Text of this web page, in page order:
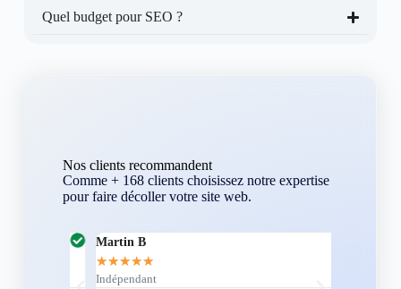
Quel budget pour SEO ?
Nos clients recommandent
Comme + 168 clients choisissez notre expertise
pour faire décoller votre site web.
Martin B
★★★
Indépendant